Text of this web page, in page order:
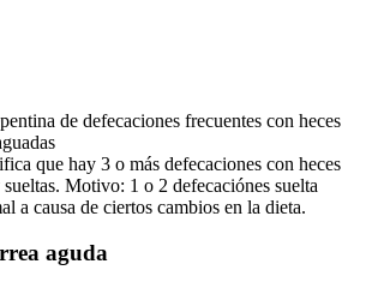
de defecaciones frecuentes con heces
que hay 3 o más defecaciones con heces
Motivo: 1 o 2 defecaciónes suelta
a causa de ciertos cambios en la dieta.
aguda